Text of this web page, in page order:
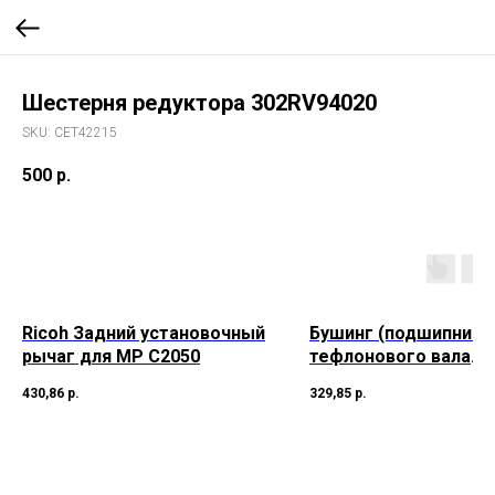
Шестерня редуктора 302RV94020
SKU: CET42215
500 р.
Ricoh Задний установочный
рычаг для MP C2050
430,86 р.
Бушинг (подшипник)
тефлонового вала
2850/2851/SCX-4828/
329,85 р.